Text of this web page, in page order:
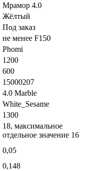
Мрамор 4.0
Жёлтый
Под заказ
не менее F150
Phomi
1200
600
15000207
4.0 Marble
White_Sesame
1300
18, максимальное
отдельное значение 16
0,05
0,148